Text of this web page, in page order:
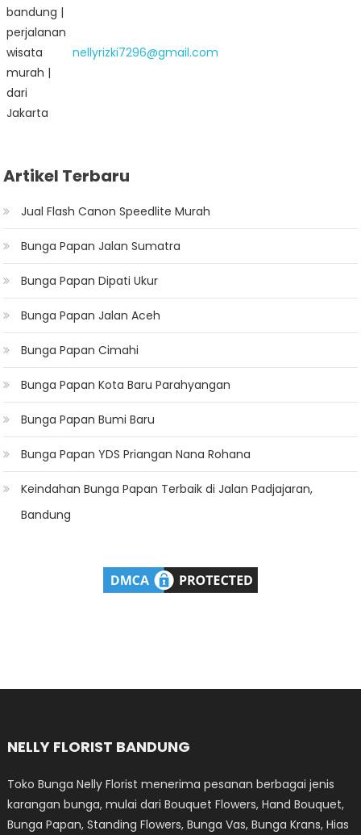
nellyrizki7296@gmail.com
Artikel Terbaru
Jual Flash Canon Speedlite Murah
Bunga Papan Jalan Sumatra
Bunga Papan Dipati Ukur
Bunga Papan Jalan Aceh
Bunga Papan Cimahi
Bunga Papan Kota Baru Parahyangan
Bunga Papan Bumi Baru
Bunga Papan YDS Priangan Nana Rohana
Keindahan Bunga Papan Terbaik di Jalan Padjajaran,
Bandung
NELLY FLORIST BANDUNG
Toko Bunga Nelly Florist menerima pesanan berbagai jenis
karangan bunga, mulai dari Bouquet Flowers, Hand Bouquet,
Bunga Papan, Standing Flowers, Bunga Vas, Bunga Krans, Hias